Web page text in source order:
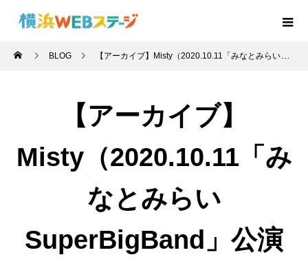
BLOG 【アーカイブ】Misty（2020.10.11「みなとみらいSuperBigBand」公演より）
【アーカイブ】
Misty（2020.10.11「み
なとみらい
SuperBigBand」公演